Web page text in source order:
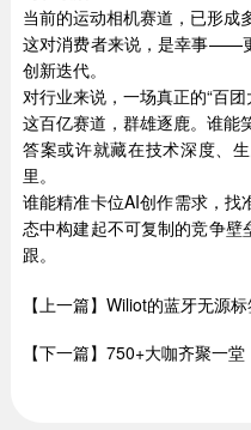
当前的运动相机赛道，已形成
这对消费者来说，是幸事——
创新迭代。
对行业来说，一场真正的“百团
这百亿赛道，群雄逐鹿。谁能
答案或许就藏在技术深度、
里。
谁能精准卡位AI创作需求，找
态中构建起不可复制的竞争壁
跟。
【上一篇】Wiliot的蓝牙无源
【下一篇】750+大咖齐聚一